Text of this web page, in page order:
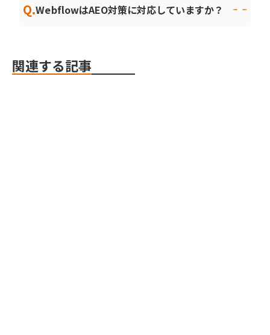
Q.WebflowはAEO対策に対応していますか？
関連する記事